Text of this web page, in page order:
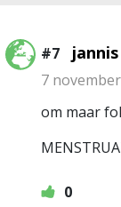
#7 jannis
7
om maar
0